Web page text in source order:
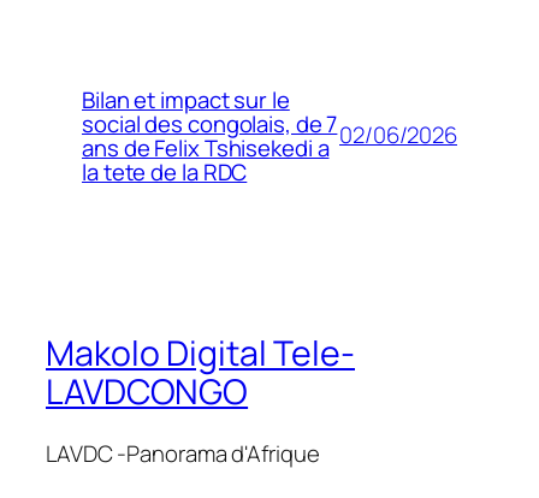
Bilan et impact sur le
social des congolais, de 7
ans de Felix Tshisekedi a
la tete de la RDC
02/06/2026
Makolo Digital Tele-
LAVDCONGO
LAVDC -Panorama d'Afrique